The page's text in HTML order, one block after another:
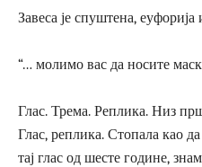
Завеса је спуштена,
“… молимо вас да носите
Глас. Трема. Реплика. Низ
Глас, реплика. Стопала као
тај глас од шесте године,